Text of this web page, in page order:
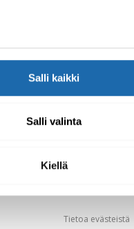
Salli kaikki
Salli valinta
Kiellä
puhdistus- ja
Linkit
Tietoa evästeistä